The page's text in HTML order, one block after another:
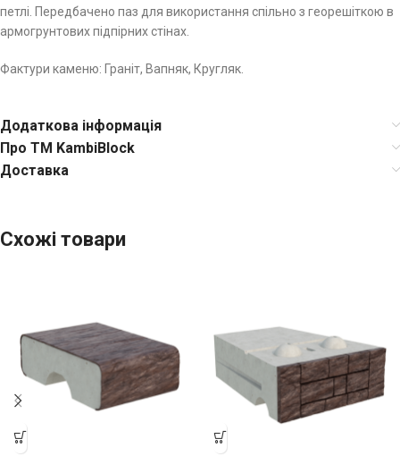
петлі. Передбачено паз для використання спільно з георешіткою в
армогрунтових підпірних стінах.
Фактури каменю: Граніт, Вапняк, Кругляк.
Додаткова інформація
Про TM KambiBlock
Доставка
Схожі товари